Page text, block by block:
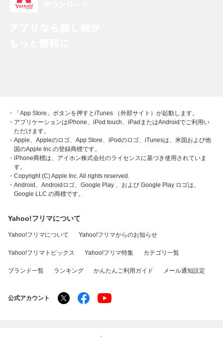
・「App Store」ボタンを押すとiTunes （外部サイト）が起動します。
・アプリケーションはiPhone、iPod touch、iPadまたはAndroidでご利用い
ただけます。
・Apple、Appleのロゴ、App Store、iPodのロゴ、iTunesは、米国および他
国のApple Inc.の登録商標です。
・iPhone商標は、アイホン株式会社のライセンスに基づき使用されていま
す。
・Copyright (C) Apple Inc. All rights reserved.
・Android、Androidロゴ、Google Play 、および Google Play ロゴは、
Google LLC の商標です。
Yahoo!フリマについて
Yahoo!フリマについて Yahoo!フリマからのお知らせ
Yahoo!フリマトピックス Yahoo!フリマ特集 カテゴリ一覧
ブランド一覧 ランキング かんたんご利用ガイド メール通知設定
公式アカウント